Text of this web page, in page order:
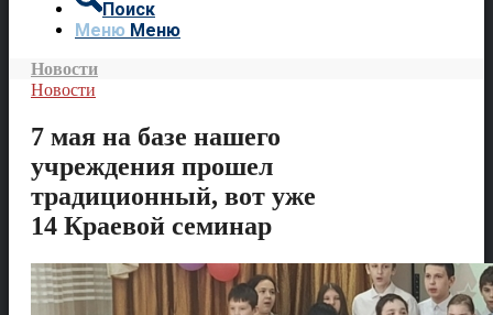
Поиск
Меню Меню
Новости
Новости
7 мая на базе нашего
учреждения прошел
традиционный, вот уже
14 Краевой семинар